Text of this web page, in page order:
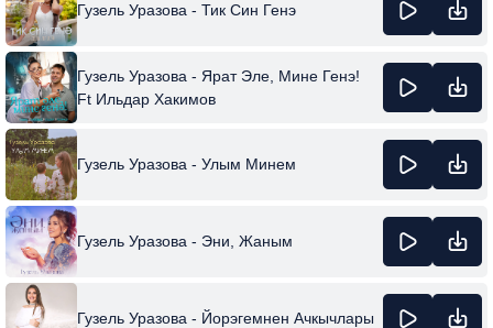
Гузель Уразова - Тик Син Генэ
Гузель Уразова - Ярат Эле, Мине Генэ!
Ft Ильдар Хакимов
Гузель Уразова - Улым Минем
Гузель Уразова - Эни, Жаным
Гузель Уразова - Йорэгемнен Ачкычлары